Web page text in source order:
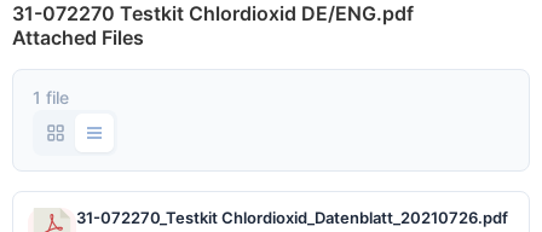
31-072270 Testkit Chlordioxid DE/ENG.pdf
Attached Files
1 file
31-072270_Testkit Chlordioxid_Datenblatt_20210726.pdf